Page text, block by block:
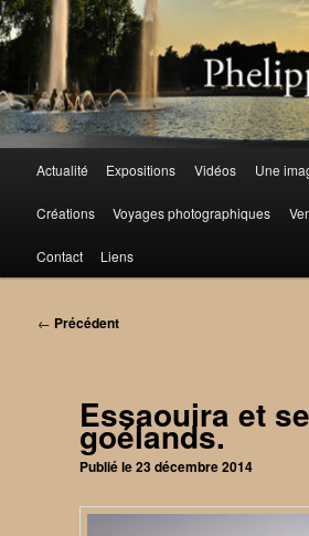
Aller
au
contenu
principal
Actualité Expositions Vidéos Une
Créations Voyages photographiques
Contact Liens
Navigation
← Précédent
Essaouira et
goélands.
Publié le23 décembre 2014